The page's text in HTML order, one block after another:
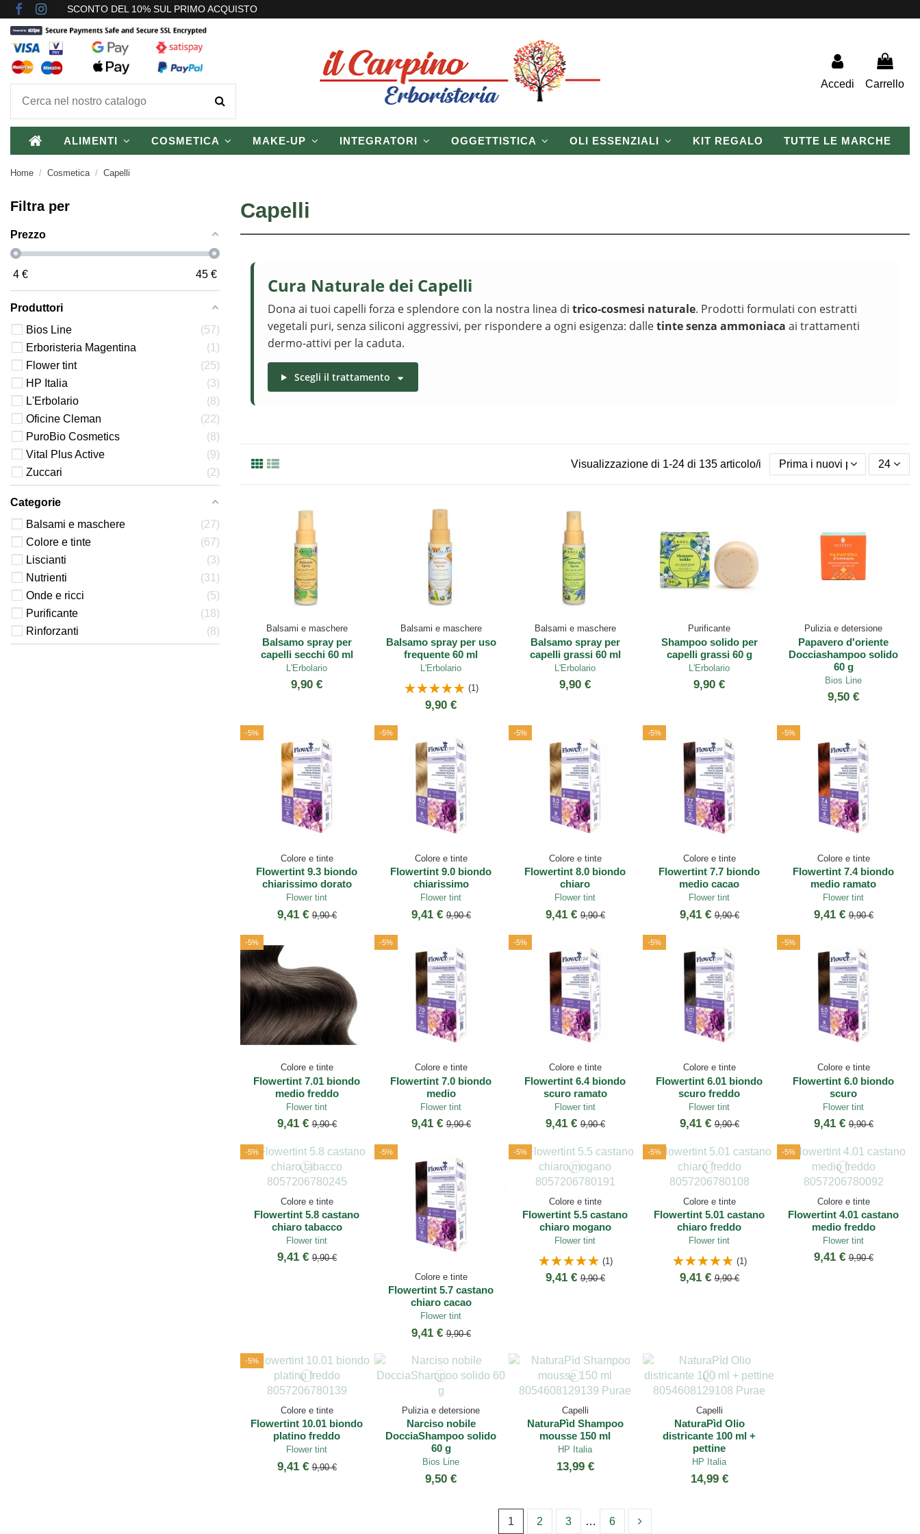
SCONTO DEL 10% SUL PRIMO ACQUISTO
Accedi Carrello
ALIMENTI COSMETICA MAKE-UP INTEGRATORI OGGETTISTICA OLI ESSENZIALI KIT REGALO TUTTE LE MARCHE
Home Cosmetica Capelli
Capelli
Cura Naturale dei Capelli
Dona ai tuoi capelli forza e splendore con la nostra linea di trico-cosmesi naturale. Prodotti formulati con estratti
vegetali puri, senza siliconi aggressivi, per rispondere a ogni esigenza: dalletinte senza ammoniaca ai trattamenti
dermo-attivi per la caduta.
Scegli il trattamento
Visualizzazione di 1-24 di 135 articolo/i Prima i nuovi prodotti24
Balsami e maschere
Balsamo spray per
capelli secchi 60 ml
L'Erbolario
9,90 €
Balsami e maschere
Balsamo spray per uso
frequente 60 ml
L'Erbolario
(1)
9,90 €
Balsami e maschere
Balsamo spray per
capelli grassi 60 ml
L'Erbolario
9,90 €
Purificante
Shampoo solido per
capelli grassi 60 g
L'Erbolario
9,90 €
Pulizia e detersione
Papavero d'oriente
Docciashampoo solido
60 g
Bios Line
9,50 €
-5%
Colore e tinte
Flowertint 9.3 biondo
chiarissimo dorato
Flower tint
9,41 €9,90 €
-5%
Colore e tinte
Flowertint 9.0 biondo
chiarissimo
Flower tint
9,41 €9,90 €
-5%
Colore e tinte
Flowertint 8.0 biondo
chiaro
Flower tint
9,41 €9,90 €
-5%
Colore e tinte
Flowertint 7.7 biondo
medio cacao
Flower tint
9,41 €9,90 €
-5%
Colore e tinte
Flowertint 7.4 biondo
medio ramato
Flower tint
9,41 €9,90 €
-5%
Colore e tinte
Flowertint 7.01 biondo
medio freddo
Flower tint
9,41 €9,90 €
-5%
Colore e tinte
Flowertint 7.0 biondo
medio
Flower tint
9,41 €9,90 €
-5%
Colore e tinte
Flowertint 6.4 biondo
scuro ramato
Flower tint
9,41 €9,90 €
-5%
Colore e tinte
Flowertint 6.01 biondo
scuro freddo
Flower tint
9,41 €9,90 €
-5%
Colore e tinte
Flowertint 6.0 biondo
scuro
Flower tint
9,41 €9,90 €
-5%
Colore e tinte
Flowertint 5.8 castano
chiaro tabacco
Flower tint
9,41 €9,90 €
-5%
Colore e tinte
Flowertint 5.7 castano
chiaro cacao
Flower tint
9,41 €9,90 €
-5%
Colore e tinte
Flowertint 5.5 castano
chiaro mogano
Flower tint
(1)
9,41 €9,90 €
-5%
Colore e tinte
Flowertint 5.01 castano
chiaro freddo
Flower tint
(1)
9,41 €9,90 €
-5%
Colore e tinte
Flowertint 4.01 castano
medio freddo
Flower tint
9,41 €9,90 €
-5%
Colore e tinte
Flowertint 10.01 biondo
platino freddo
Flower tint
9,41 €9,90 €
Pulizia e detersione
Narciso nobile
DocciaShampoo solido
60 g
Bios Line
9,50 €
Capelli
NaturaPìd Shampoo
mousse 150 ml
HP Italia
13,99 €
Capelli
NaturaPìd Olio
districante 100 ml +
pettine
HP Italia
14,99 €
1 2 3 … 6
Filtra per
Prezzo
4 € 45 €
Produttori
Bios Line
57
Erboristeria Magentina
1
Flower tint
25
HP Italia
3
L'Erbolario
8
Oficine Cleman
22
PuroBio Cosmetics
8
Vital Plus Active
9
Zuccari
2
Categorie
Balsami e maschere
27
Colore e tinte
67
Liscianti
3
Nutrienti
31
Onde e ricci
5
Purificante
18
Rinforzanti
8